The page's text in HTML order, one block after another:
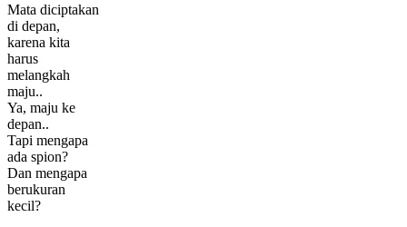
Mata diciptakan
di depan,
karena kita
harus
melangkah
maju..
Ya, maju ke
depan..
Tapi mengapa
ada spion?
Dan mengapa
berukuran
kecil?